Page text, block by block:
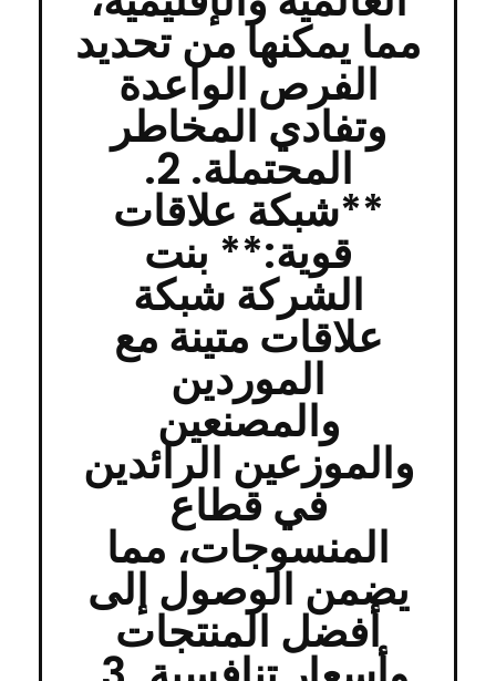
مما يمكنها من تحديد
الفرص الواعدة
وتفادي المخاطر
المحتملة. 2.
**شبكة علاقات
قوية:** بنت
الشركة شبكة
علاقات متينة مع
الموردين
والمصنعين
والموزعين الرائدين
في قطاع
المنسوجات، مما
يضمن الوصول إلى
أفضل المنتجات